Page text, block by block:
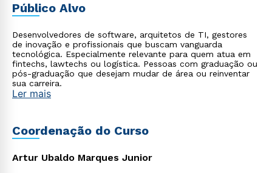
Público Alvo
Desenvolvedores de software, arquitetos de TI, gestores
de inovação e profissionais que buscam vanguarda
tecnológica. Especialmente relevante para quem atua em
fintechs, lawtechs ou logística. Pessoas com graduação ou
pós-graduação que desejam mudar de área ou reinventar
sua carreira.
Ler mais
Coordenação do Curso
Artur Ubaldo Marques Junior